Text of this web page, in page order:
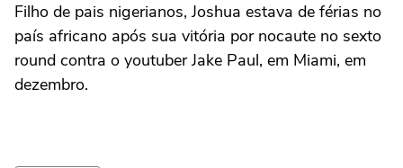
Filho de pais nigerianos, Joshua estava de férias no
país africano após sua vitória por nocaute no sexto
round contra o youtuber Jake Paul, em Miami, em
dezembro.